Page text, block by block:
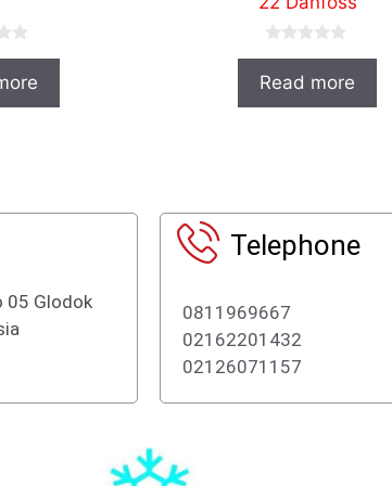
u
Read more
05 Glodok
Telephone
0811969667
02162201432
02126071157